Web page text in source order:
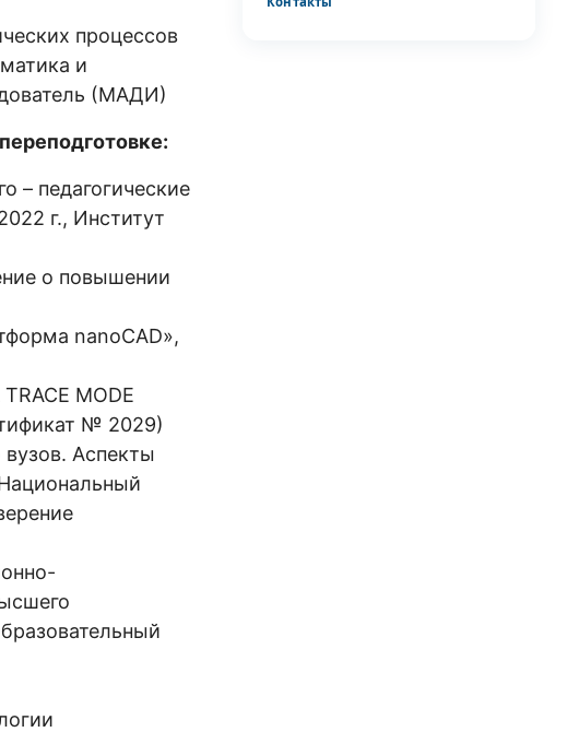
процессов
и
(МАДИ)
– педагогические
г., Институт
о повышении
nanoCAD»,
MODE
№ 2029)
Аспекты